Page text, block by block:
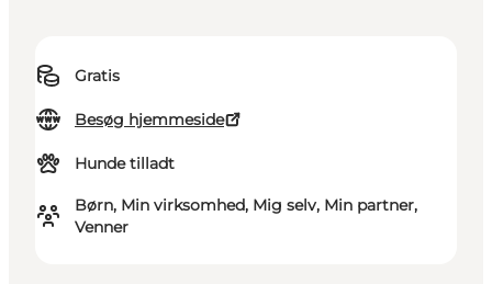
Gratis
Besøg hjemmeside
Hunde tilladt
Børn, Min virksomhed, Mig selv, Min partner,
Venner